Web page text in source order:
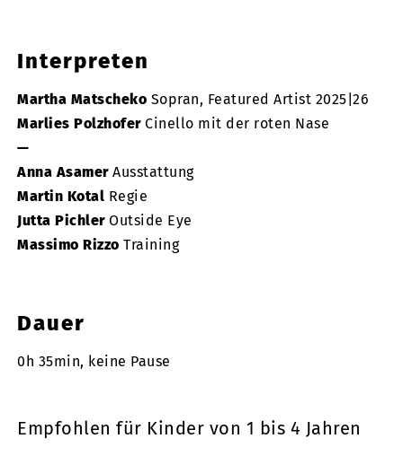
Interpreten
Martha Matscheko Sopran, Featured Artist 2025|26
Marlies PolzhoferCinello mit der roten Nase
—
Anna AsamerAusstattung
Martin Kotal Regie
Jutta PichlerOutside Eye
Massimo Rizzo Training
Dauer
0h 35min, keine Pause
Empfohlen für Kinder von 1 bis 4 Jahren